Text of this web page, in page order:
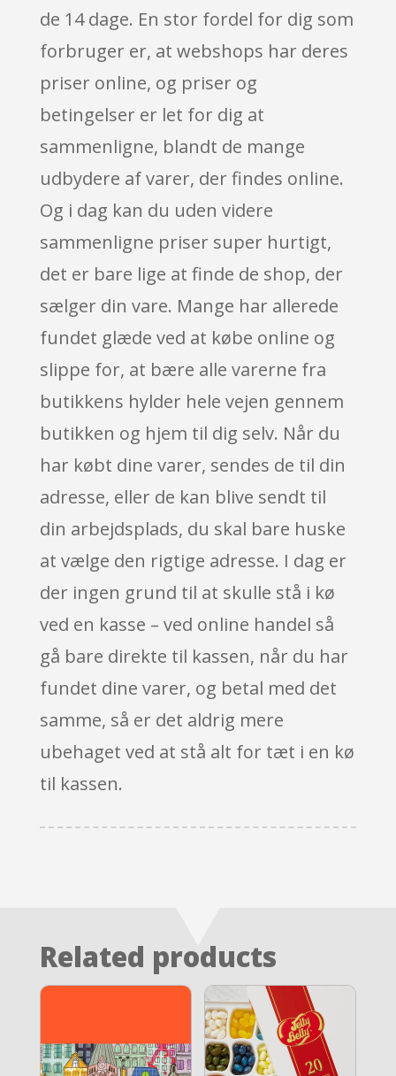
de 14 dage. En stor fordel for dig som
forbruger er, at webshops har deres
priser online, og priser og
betingelser er let for dig at
sammenligne, blandt de mange
udbydere af varer, der findes online.
Og i dag kan du uden videre
sammenligne priser super hurtigt,
det er bare lige at finde de shop, der
sælger din vare. Mange har allerede
fundet glæde ved at købe online og
slippe for, at bære alle varerne fra
butikkens hylder hele vejen gennem
butikken og hjem til dig selv. Når du
har købt dine varer, sendes de til din
adresse, eller de kan blive sendt til
din arbejdsplads, du skal bare huske
at vælge den rigtige adresse. I dag er
der ingen grund til at skulle stå i kø
ved en kasse – ved online handel så
gå bare direkte til kassen, når du har
fundet dine varer, og betal med det
samme, så er det aldrig mere
ubehaget ved at stå alt for tæt i en kø
til kassen.
Related products